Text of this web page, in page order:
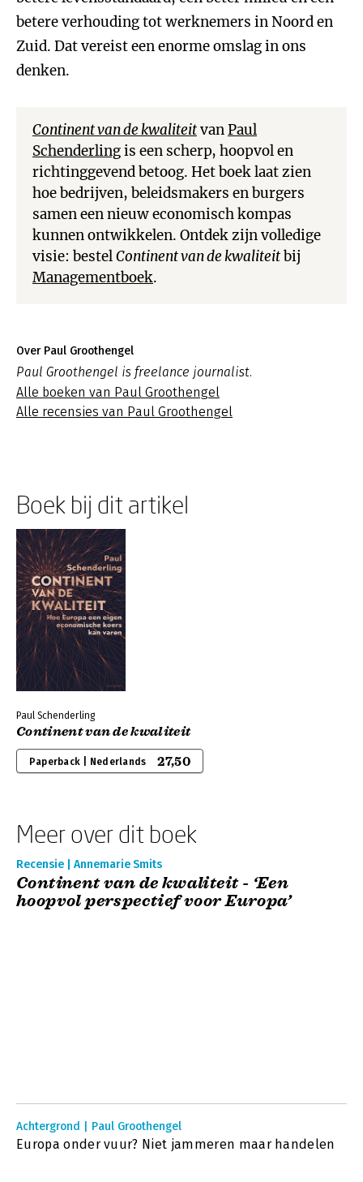
betere verhouding tot werknemers in Noord en
Zuid. Dat vereist een enorme omslag in ons
denken.
Continent van de kwaliteitvanPaul
Schenderlingis een scherp, hoopvol en
richtinggevend betoog. Het boek laat zien
hoe bedrijven, beleidsmakers en burgers
samen een nieuw economisch kompas
kunnen ontwikkelen. Ontdek zijn volledige
visie: bestelContinent van de kwaliteitbij
Managementboek.
Over Paul Groothengel
Paul Groothengel is freelance journalist.
Alle boeken van Paul Groothengel
Alle recensies van Paul Groothengel
Boek bij dit artikel
Paul Schenderling
Continent van de kwaliteit
Paperback | Nederlands 27,50
Meer over dit boek
Recensie | Annemarie Smits
Continent van de kwaliteit - ‘Een
hoopvol perspectief voor Europa’
Achtergrond | Paul Groothengel
Europa onder vuur? Niet jammeren maar handelen